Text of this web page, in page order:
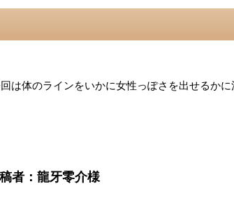
は体のラインをいかに女性っぽさを出せるか
者：龍牙零介様